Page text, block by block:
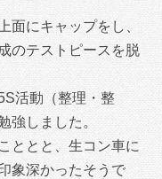
面にキャップをし、
のテストピースを脱
活動（整理・整
強しました。
ととと、生コン車に
象深かったそうで